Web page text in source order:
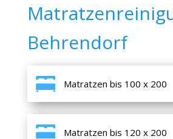
Behrendorf
Matratzen bis 100 x 200
Matratzen bis 120 x 200